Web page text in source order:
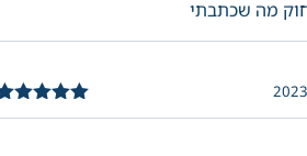
מה שכתבתי
דורג5מתוך